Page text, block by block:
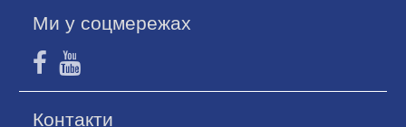
Ми у соцмережах
Контакти